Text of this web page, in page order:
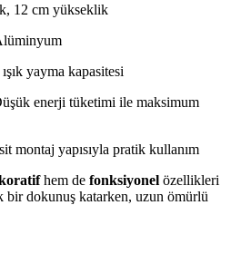
12 cm yükseklik
yayma kapasitesi
enerji tüketimi ile maksimum
montaj yapısıyla pratik kullanım
hem de fonksiyonel özellikleri
bir dokunuş katarken, uzun ömürlü